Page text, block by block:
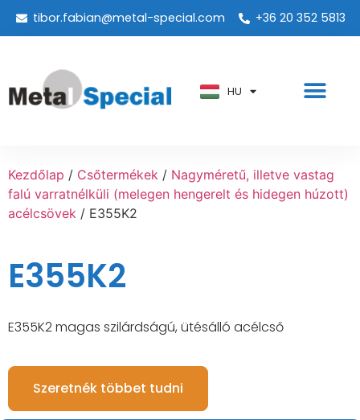
tibor.fabian@metal-special.com +36 20 352 5813
HU
PT
AR
Kezdőlap / Csőtermékek / Nagyméretű, illetve vastag
falú varratnélküli (melegen hengerelt és hidegen húzott)
acélcsövek / E355K2
E355K2
E355K2 magas szilárdságú, ütésálló acélcső
Szeretnék többet tudni